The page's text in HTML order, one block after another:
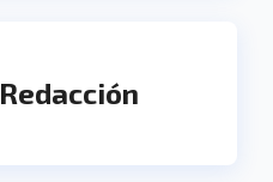
Redacción